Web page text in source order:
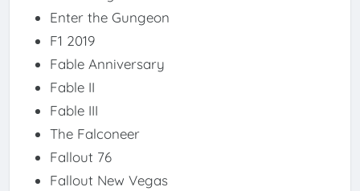
Enter the Gungeon
F1 2019
Fable Anniversary
Fable II
Fable III
The Falconeer
Fallout 76
Fallout New Vegas